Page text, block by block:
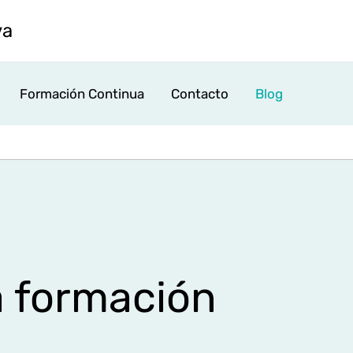
Formación Continua Contacto Blog
formación